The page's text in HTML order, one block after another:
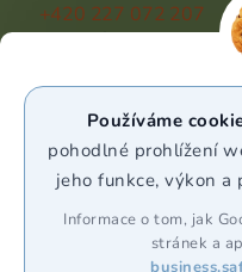
Používáme
pohodlné prohlížení
jeho funkce, výkon a
Informace o tom, jak
stránek a
+420 227 072 207
(Po - Pá 9:00 - 17:00)
WhatsApp